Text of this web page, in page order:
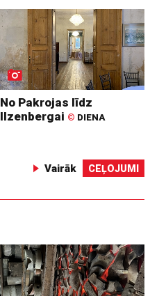
No Pakrojas līdz
Ilzenbergai © DIENA
Vairāk CEĻOJUMI